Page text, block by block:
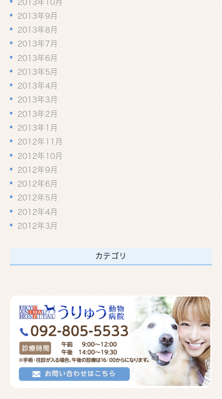
2013年10月
2013年9月
2013年8月
2013年7月
2013年6月
2013年5月
2013年4月
2013年3月
2013年2月
2013年1月
2012年11月
2012年10月
2012年9月
2012年6月
2012年5月
2012年4月
2012年3月
カテゴリ